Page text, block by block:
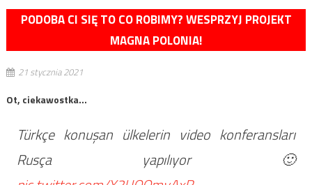
PODOBA CI SIĘ TO CO ROBIMY? WESPRZYJ PROJEKT
MAGNA POLONIA!
21 stycznia 2021
Ot, ciekawostka…
Türkçe konuşan ülkelerin video konferansları
Rusça yapılıyor 🙂